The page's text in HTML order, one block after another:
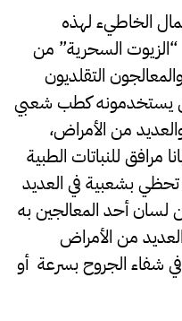
الخاطيء لهذه
السحرية” من
التقلديون
يستخدمونه كطب شعبي
من الأمراض،
مرافق للنباتات الطبية
تحظي بشعبية في العديد
لسان أحد المعالجين به
من الأمراض
شفاء الجروح بسرعة أو